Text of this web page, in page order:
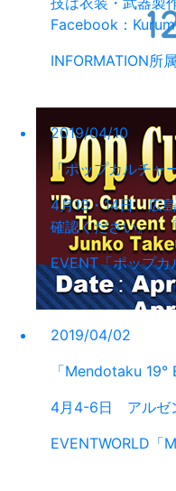
Facebook：
INFORMATION所
2019/04/10
「ポップカルチャ
4月13・14日 広島
確認ください。
EVENT「ポップカ
2019/04/02
「Mendotaku
4月4-6日 アルゼ
EVENTWORLD 「